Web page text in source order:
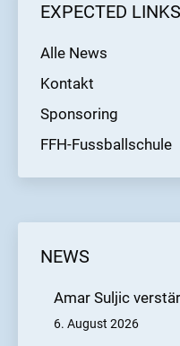
EXPECTED LINKS
Alle News
Kontakt
Sponsoring
FFH-Fussballschule
NEWS
Amar Suljic
6. August 2026